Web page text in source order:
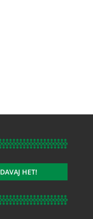
DAVAJ HET!